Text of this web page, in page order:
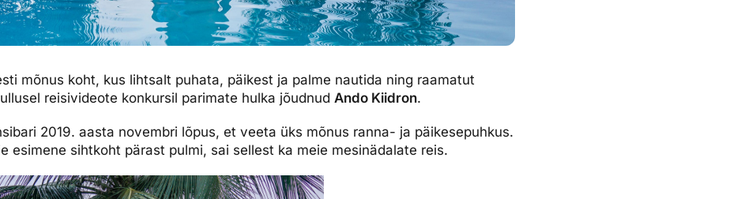
mõnus koht, kus lihtsalt puhata, päikest ja palme nautida ning raamatut
reisivideote konkursil parimate hulka jõudnud Ando Kiidron.
2019. aasta novembri lõpus, et veeta üks mõnus ranna- ja päikesepuhkus.
esimene sihtkoht pärast pulmi, sai sellest ka meie mesinädalate reis.